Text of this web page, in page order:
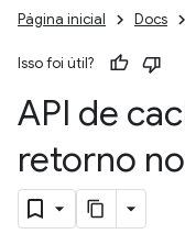
Página inicial Docs
Isso foi útil?
API de
retorno